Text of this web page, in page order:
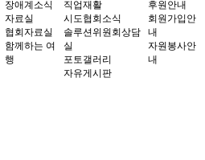
장애계소식
자료실
협회자료실
함께하는 여
행
직업재활
시도협회소식
솔루션위원회상담
실
포토갤러리
자유게시판
후원안내
회원가입안
내
자원봉사안
내